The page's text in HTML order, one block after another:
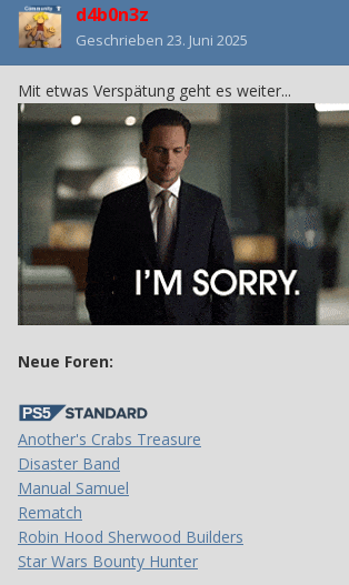
d4b0n3z
Geschrieben 23. Juni 2025
Mit etwas Verspätung geht es weiter...
Neue Foren:
Another's Crabs Treasure
Disaster Band
Manual Samuel
Rematch
Robin Hood Sherwood Builders
Star Wars Bounty Hunter